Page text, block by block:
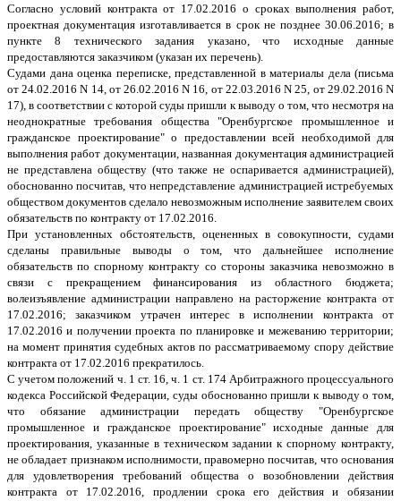
Согласно условий контракта от 17.02.2016 о сроках выполнения работ,
проектная документация изготавливается в срок не позднее 30.06.2016; в
пункте 8 технического задания указано, что исходные данные
предоставляются заказчиком (указан их перечень).
Судами дана оценка переписке, представленной в материалы дела (письма
от 24.02.2016 N 14, от 26.02.2016 N 16, от 22.03.2016 N 25, от 29.02.2016 N
17), в соответствии с которой суды пришли к выводу о том, что несмотря на
неоднократные требования общества "Оренбургское промышленное и
гражданское проектирование" о предоставлении всей необходимой для
выполнения работ документации, названная документация администрацией
не представлена обществу (что также не оспаривается администрацией),
обоснованно посчитав, что непредставление администрацией истребуемых
обществом документов сделало невозможным исполнение заявителем своих
обязательств по контракту от 17.02.2016.
При установленных обстоятельств, оцененных в совокупности, судами
сделаны правильные выводы о том, что дальнейшее исполнение
обязательств по спорному контракту со стороны заказчика невозможно в
связи с прекращением финансирования из областного бюджета;
волеизъявление администрации направлено на расторжение контракта от
17.02.2016; заказчиком утрачен интерес в исполнении контракта от
17.02.2016 и получении проекта по планировке и межеванию территории;
на момент принятия судебных актов по рассматриваемому спору действие
контракта от 17.02.2016 прекратилось.
С учетом положений ч. 1 ст. 16, ч. 1 ст. 174 Арбитражного процессуального
кодекса Российской Федерации, суды обоснованно пришли к выводу о том,
что обязание администрации передать обществу "Оренбургское
промышленное и гражданское проектирование" исходные данные для
проектирования, указанные в техническом задании к спорному контракту,
не обладает признаком исполнимости, правомерно посчитав, что основания
для удовлетворения требований общества о возобновлении действия
контракта от 17.02.2016, продлении срока его действия и обязании